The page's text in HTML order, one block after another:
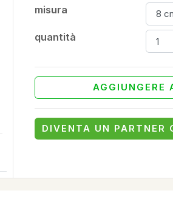
misura
quantità
AGGIUNGERE
DIVENTA UN PARTNER